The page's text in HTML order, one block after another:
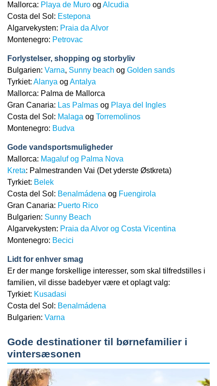
Mallorca: Playa de Muro og Alcudia
Costa del Sol: Estepona
Algarvekysten: Praia da Alvor
Montenegro: Petrovac
Forlystelser, shopping og storbyliv
Bulgarien: Varna, Sunny beach og Golden sands
Tyrkiet: Alanya og Antalya
Mallorca: Palma de Mallorca
Gran Canaria: Las Palmas og Playa del Ingles
Costa del Sol: Malaga og Torremolinos
Montenegro: Budva
Gode vandsportsmuligheder
Mallorca: Magaluf og Palma Nova
Kreta: Palmestranden Vai (Det yderste Østkreta)
Tyrkiet: Belek
Costa del Sol: Benalmádena og Fuengirola
Gran Canaria: Puerto Rico
Bulgarien: Sunny Beach
Algarvekysten: Praia da Alvor og Costa Vicentina
Montenegro: Becici
Lidt for enhver smag
Er der mange forskellige interesser, som skal tilfredstilles i
familien, vil disse badebyer være et oplagt valg:
Tyrkiet: Kusadasi
Costa del Sol: Benalmádena
Bulgarien: Varna
Gode destinationer til børnefamilier i
vintersæsonen